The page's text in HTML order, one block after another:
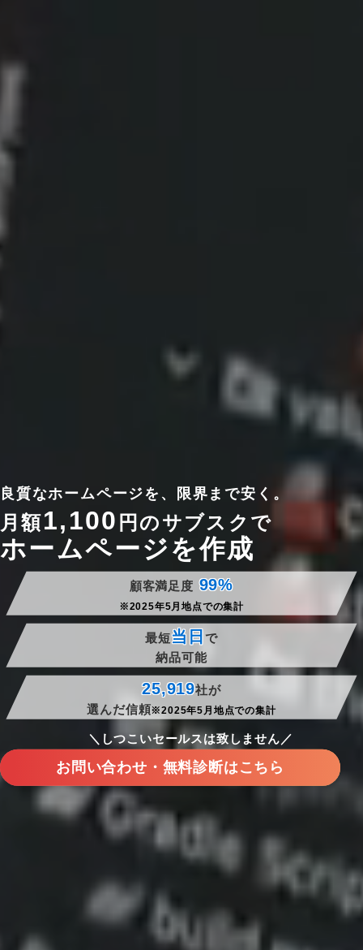
良質なホームページを、限界まで安く。
月額1,100 円のサブスクで
ホームページを作成
顧客満足度 99%
※2025年5月地点での集計
最短当日 で
納品可能
25,919社が
選んだ信頼※2025年5月地点での集計
＼しつこいセールスは致しません／
お問い合わせ・無料診断はこちら